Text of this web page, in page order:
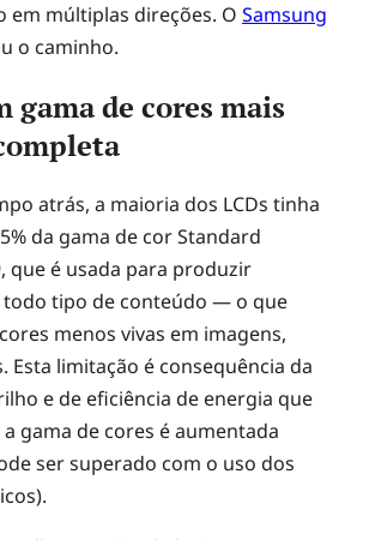
em múltiplas direções. O Samsung
o caminho.
gama de cores mais
atrás, a maioria dos LCDs tinha
da gama de cor Standard
que é usada para produzir
tipo de conteúdo — o que
menos vivas em imagens,
Esta limitação é consequência da
e de eficiência de energia que
gama de cores é aumentada
ser superado com o uso dos